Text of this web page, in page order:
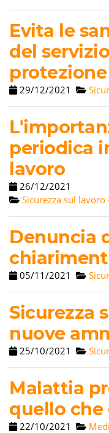
Evita le
del
29/12/2021
periodica
lavoro
26/12/2021
Sicurezza sul
Denuncia
05/11/2021
Sicurezza
nuove
25/10/2021
Malattia
quello che
22/10/2021